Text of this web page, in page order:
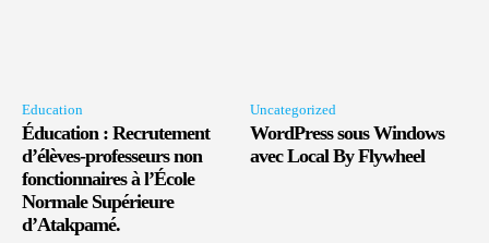
Education
Éducation : Recrutement
d’élèves-professeurs non
fonctionnaires à l’École
Normale Supérieure
d’Atakpamé.
Uncategorized
WordPress sous Windows
avec Local By Flywheel